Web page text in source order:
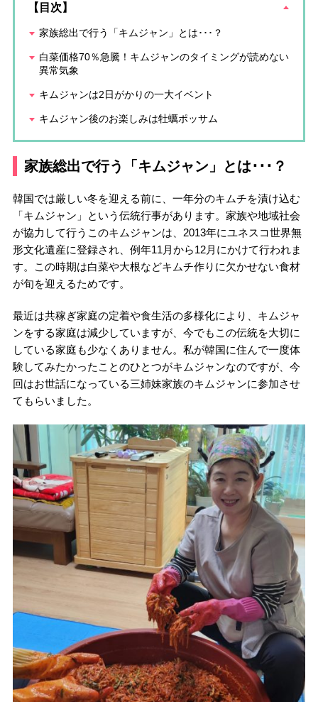
【目次】
家族総出で行う「キムジャン」とは･･･？
白菜価格70％急騰！キムジャンのタイミングが読めない
異常気象
キムジャンは2日がかりの一大イベント
キムジャン後のお楽しみは牡蠣ポッサム
家族総出で行う「キムジャン」とは･･･？
韓国では厳しい冬を迎える前に、一年分のキムチを漬け込む
「キムジャン」という伝統行事があります。家族や地域社会
が協力して行うこのキムジャンは、2013年にユネスコ世界無
形文化遺産に登録され、例年11月から12月にかけて行われま
す。この時期は白菜や大根などキムチ作りに欠かせない食材
が旬を迎えるためです。
最近は共稼ぎ家庭の定着や食生活の多様化により、キムジャ
ンをする家庭は減少していますが、今でもこの伝統を大切に
している家庭も少なくありません。私が韓国に住んで一度体
験してみたかったことのひとつがキムジャンなのですが、今
回はお世話になっている三姉妹家族のキムジャンに参加させ
てもらいました。